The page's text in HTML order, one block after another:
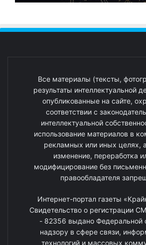
Все материалы (тексты,
результаты интеллектуальной
опубликованные на сайте,
соответствии с
интеллектуальной
использование материалов в
рекламных или иных целях,
изменение, переработка
модифицирование без
правообладателя
Интернет-портал газеты
Свидетельство о регистрации
- 82356 выдано Федеральной
надзору в сфере связи,
технологий и массовых